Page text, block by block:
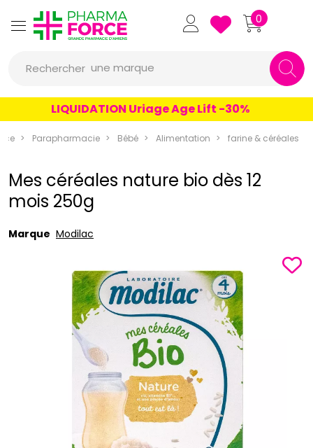
Pharmaforce Grande Pharmacie
0
Rechercher
un produit
une marque
LIQUIDATION Uriage Age Lift -30%
Parapharmacie Bébé Alimentation farine & céréales
Mes céréales nature bio dès 12
mois 250g
Marque Modilac